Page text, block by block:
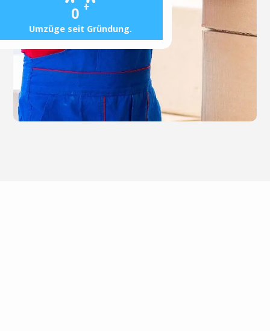
0 +
Umzüge seit Gründung.